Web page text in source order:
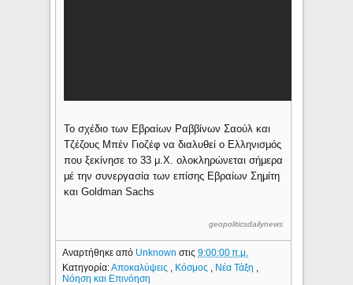
Το σχέδιο των Εβραίων Ραββίνων Σαούλ και
Τζέζους Μπέν Γιοζέφ να διαλυθεί ο Ελληνισμός
που ξεκίνησε το 33 μ.Χ. ολοκληρώνεται σήμερα
μέ την συνεργασία των επίσης Εβραίων Σημίτη
και Goldman Sachs
geopoliticsdailynews
Αναρτήθηκε από Unknownστις9:00:00 π.μ.
Κατηγορία:Αποκαλύψεις Κόσμος Νέα Τάξη
Νόηση και Επινόηση